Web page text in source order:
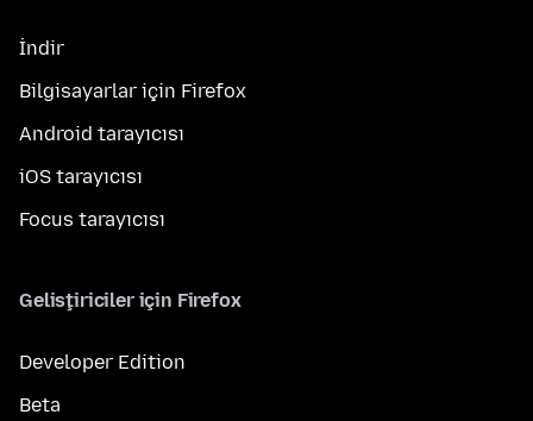
İndir
Bilgisayarlar için Firefox
Android tarayıcısı
iOS tarayıcısı
Focus tarayıcısı
Geliştiriciler için Firefox
Developer Edition
Beta